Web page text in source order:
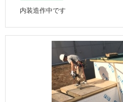
内装造作中です